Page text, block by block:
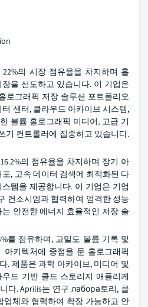
22%의 시장 점유율을 차지하며 홀
을 선도하고 있습니다. 이 기업은
로그래픽 저장 솔루션 포트폴리오
센터, 클라우드 아카이브 시스템,
볼륨 홀로그래픽 미디어, 고급 기
기 컨트롤러에 집중하고 있습니다.
의 점유율을 차지하며 장기 아
, 고속 데이터 검색에 최적화된 다
템을 제공합니다. 이 기업은 기업
컨소시엄과 협력하여 엄격한 성능
안전한 에너지 효율적인 저장 솔
를 점유하며, 고밀도 볼륨 기록 및
키텍처에 중점을 둔 홀로그래픽
. 제품은 과학 아카이브, 미디어 및
드 기반 콜드 스토리지 애플리케
다. Aprilis는 연구 лабора토리, 클
업체와 협력하여 확장 가능하고 안